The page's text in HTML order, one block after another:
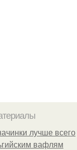
лучше всего
вафлям